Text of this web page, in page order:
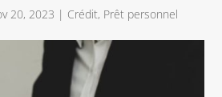
20, 2023 | Crédit, Prêt personnel